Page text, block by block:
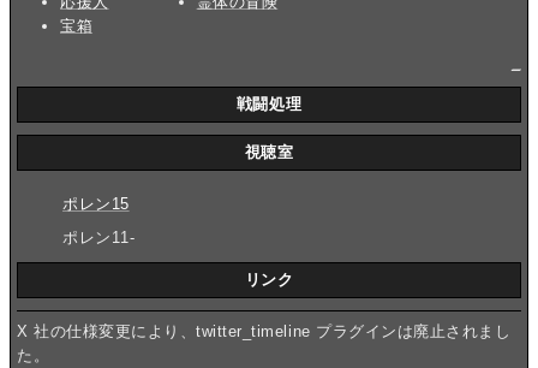
宝箱
戦闘処理
視聴室
ポレン15
ポレン11-
リンク
X 社の仕様変更により、twitter_timeline プラグインは廃止されまし
た。